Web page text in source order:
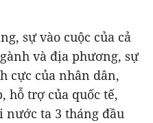
sự vào cuộc của cả
và địa phương, sự
cực của nhân dân,
hỗ trợ của quốc tế,
ta 3 tháng đầu